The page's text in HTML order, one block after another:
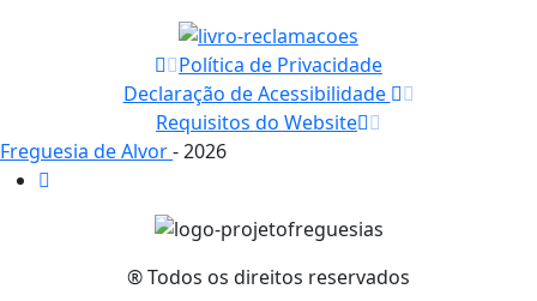
Política de Privacidade
Declaração de Acessibilidade
Requisitos do Website
Freguesia de Alvor- 2026
® Todos os direitos reservados